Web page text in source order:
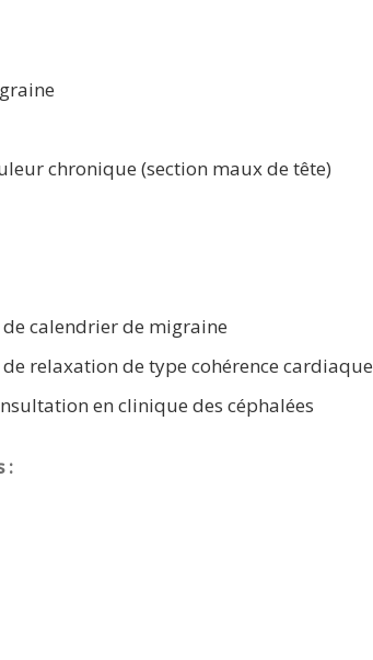
chronique (section maux de tête)
calendrier de migraine
relaxation de type cohérence cardiaque
en clinique des céphalées
: